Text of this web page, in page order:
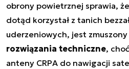
obrony powietrznej sprawia,
dotąd korzystał z tanich
uderzeniowych, jest
rozwiązania techniczne,
anteny CRPA do nawigacji